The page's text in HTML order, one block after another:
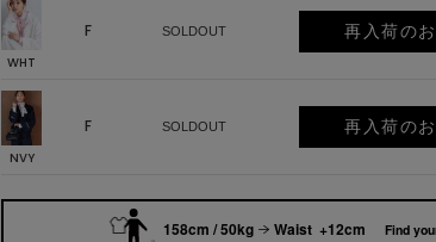
WHT
F SOLDOUT 再入荷の
NVY
F SOLDOUT 再入荷の
158cm / 50kg Waist +12cm Find